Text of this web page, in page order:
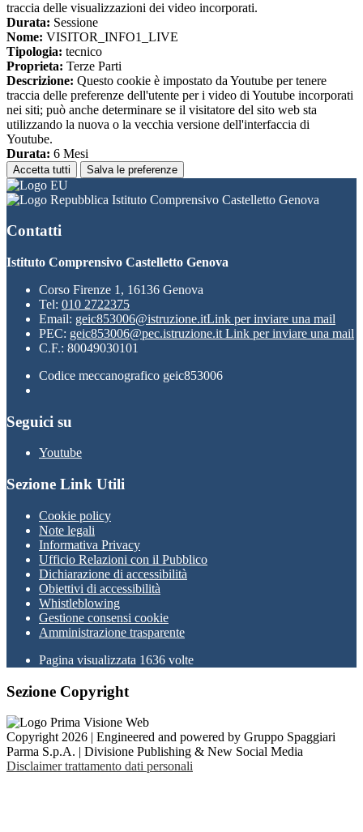
traccia delle visualizzazioni dei video incorporati.
Durata: Sessione
Nome: VISITOR_INFO1_LIVE
Tipologia: tecnico
Proprieta: Terze Parti
Descrizione: Questo cookie è impostato da Youtube per tenere
traccia delle preferenze dell'utente per i video di Youtube incorporati
nei siti; può anche determinare se il visitatore del sito web sta
utilizzando la nuova o la vecchia versione dell'interfaccia di
Youtube.
Durata: 6 Mesi
Accetta tutti Salva le preferenze
Istituto Comprensivo Castelletto Genova
Contatti
Istituto Comprensivo Castelletto Genova
Corso Firenze 1, 16136 Genova
Tel: 010 2722375
Email: geic853006@istruzione.itLink per inviare una mail
PEC: geic853006@pec.istruzione.it Link per inviare una mail
C.F.: 80049030101
Codice meccanografico geic853006
Seguici su
Youtube
Sezione Link Utili
Cookie policy
Note legali
Informativa Privacy
Ufficio Relazioni con il Pubblico
Dichiarazione di accessibilità
Obiettivi di accessibilità
Whistleblowing
Gestione consensi cookie
Amministrazione trasparente
Pagina visualizzata 1636 volte
Sezione Copyright
Copyright 2026 | Engineered and powered by Gruppo Spaggiari
Parma S.p.A. | Divisione Publishing & New Social Media
Disclaimer trattamento dati personali